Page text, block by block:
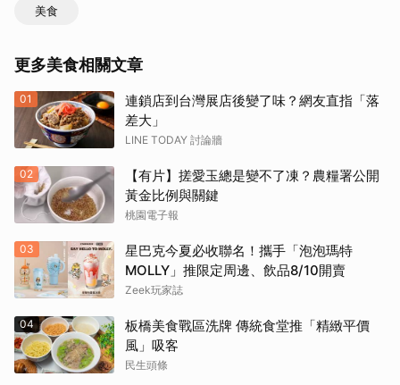
美食
更多美食相關文章
01
連鎖店到台灣展店後變了味？網友直指「落
差大」
LINE TODAY 討論牆
02
【有片】搓愛玉總是變不了凍？農糧署公開
黃金比例與關鍵
桃園電子報
03
星巴克今夏必收聯名！攜手「泡泡瑪特
MOLLY」推限定周邊、飲品8/10開賣
Zeek玩家誌
04
板橋美食戰區洗牌 傳統食堂推「精緻平價
風」吸客
民生頭條